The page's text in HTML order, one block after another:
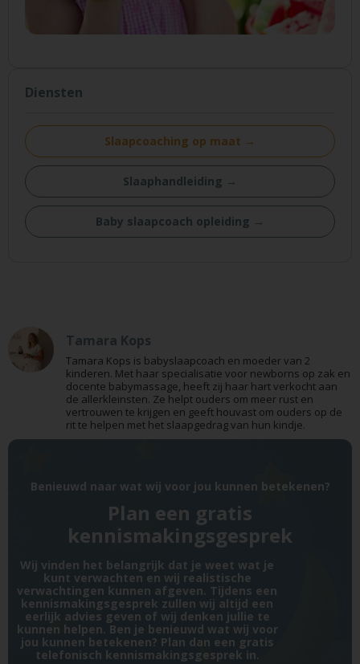
Diensten
Slaapcoaching op maat →
Slaaphandleiding →
Baby slaapcoach opleiding →
Tamara Kops
Tamara Kops is babyslaapcoach en moeder van 2
kinderen. Met haar specialisatie voor newborns op zak en
docente babymassage, heeft zij haar hart verkocht aan
de allerkleinsten. Ze helpt ouders om meer rust en
vertrouwen te krijgen en geeft houvast om ouders op de
rit te helpen met het slaapgedrag van hun kindje.
Benieuwd naar wat wij voor jou kunnen betekenen?
Plan een gratis
kennismakingsgesprek
Wij vinden het belangrijk dat je weet wat je
kunt verwachten en wij realistische
verwachtingen kunnen afgeven. Tijdens een
kennismakingsgesprek zullen wij altijd een
eerlijk advies geven of wij denken jullie te
kunnen helpen. Ben je benieuwd wat wij voor
jou kunnen betekenen? Plan dan een gratis
telefonisch kennismakingsgesprek in.